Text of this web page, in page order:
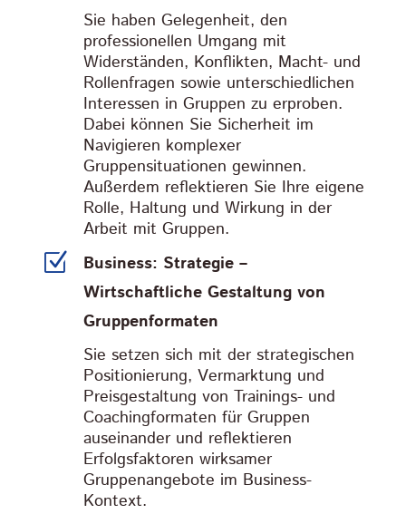
Sie haben Gelegenheit, den
professionellen Umgang mit
Widerständen, Konflikten, Macht- und
Rollenfragen sowie unterschiedlichen
Interessen in Gruppen zu erproben.
Dabei können Sie Sicherheit im
Navigieren komplexer
Gruppensituationen gewinnen.
Außerdem reflektieren Sie Ihre eigene
Rolle, Haltung und Wirkung in der
Arbeit mit Gruppen.
Z
Business: Strategie –
Wirtschaftliche Gestaltung von
Gruppenformaten
Sie setzen sich mit der strategischen
Positionierung, Vermarktung und
Preisgestaltung von Trainings- und
Coachingformaten für Gruppen
auseinander und reflektieren
Erfolgsfaktoren wirksamer
Gruppenangebote im Business-
Kontext.